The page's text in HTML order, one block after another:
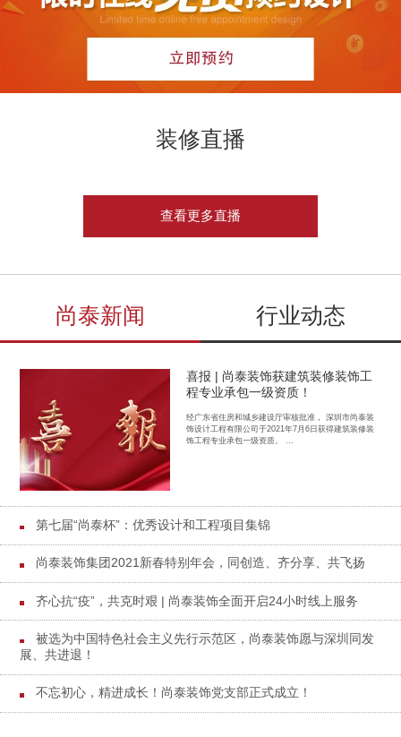
装修直播
查看更多直播
尚泰新闻 行业动态
喜报 | 尚泰装饰获建筑装修装饰工
程专业承包一级资质！
经广东省住房和城乡建设厅审核批准， 深圳市尚泰装
饰设计工程有限公司于2021年7月6日获得建筑装修装
饰工程专业承包一级资质。 ...
第七届“尚泰杯”：优秀设计和工程项目集锦
尚泰装饰集团2021新春特别年会，同创造、齐分享、共飞扬
齐心抗“疫”，共克时艰 | 尚泰装饰全面开启24小时线上服务
被选为中国特色社会主义先行示范区，尚泰装饰愿与深圳同发
展、共进退！
不忘初心，精进成长！尚泰装饰党支部正式成立！